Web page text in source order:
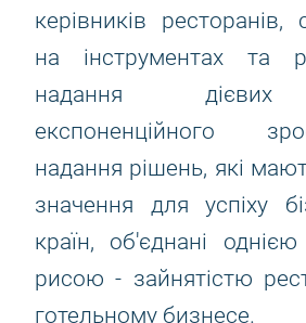
керівників ресторанів,
на інструментах та
надання дієвих
експоненційного
надання рішень, які
значення для успіху
країн, об'єднані
рисою - зайнятістю
готельному бизнесе.